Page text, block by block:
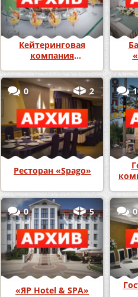
Кейтеринговая
компания
0 2
Ресторан «Spago»
1
0 5
«ЯР Hotel & SPA»
0